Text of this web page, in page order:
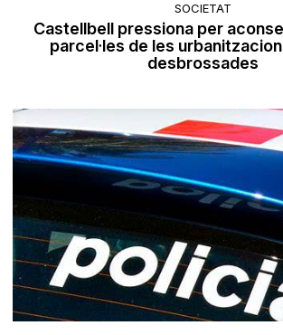
SOCIETAT
Castellbell pressiona per
parcel·les de les
desbrossades